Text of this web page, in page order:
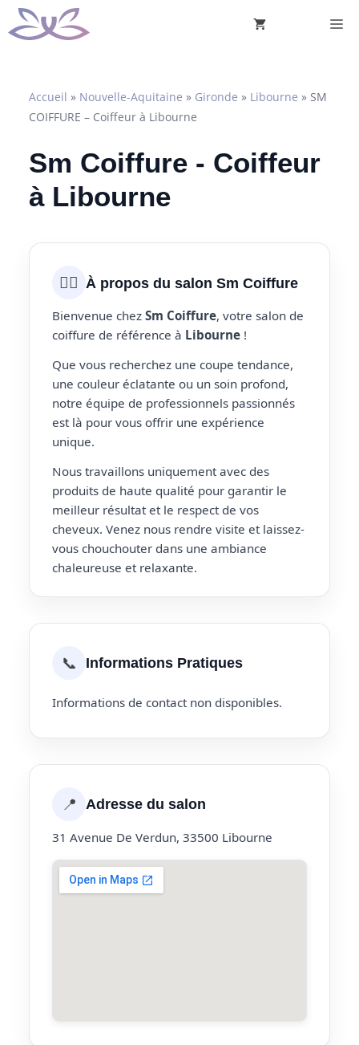
Aller
au
Accueil » Nouvelle-Aquitaine » Gironde » Libourne » SM
COIFFURE – Coiffeur à Libourne
Sm Coiffure - Coiffeur
à Libourne
💇‍♀️ À propos du salon Sm Coiffure
Bienvenue chez Sm Coiffure, votre salon de
coiffure de référence à Libourne !
Que vous recherchez une coupe tendance,
une couleur éclatante ou un soin profond,
notre équipe de professionnels passionnés
est là pour vous offrir une expérience
unique.
Nous travaillons uniquement avec des
produits de haute qualité pour garantir le
meilleur résultat et le respect de vos
cheveux. Venez nous rendre visite et laissez-
vous chouchouter dans une ambiance
chaleureuse et relaxante.
📞 Informations Pratiques
Informations de contact non disponibles.
📍 Adresse du salon
31 Avenue De Verdun, 33500 Libourne